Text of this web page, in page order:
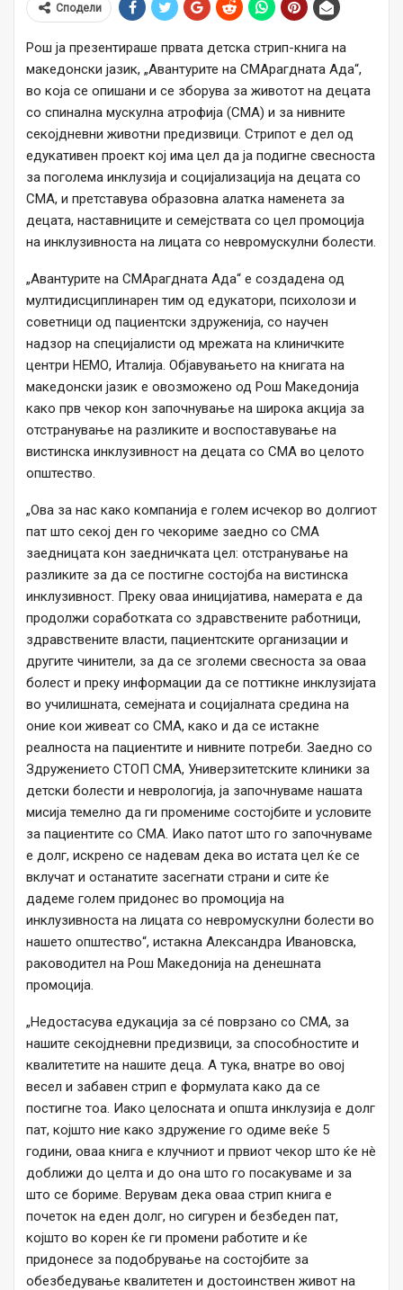
Сподели
Рош ја презентираше првата детска стрип-книга на
македонски јазик, „Авантурите на СМАрагдната Ада“,
во која се опишани и се зборува за животот на децата
со спинална мускулна атрофија (СМА) и за нивните
секојдневни животни предизвици. Стрипот е дел од
едукативен проект кој има цел да ја подигне свесноста
за поголема инклузија и социјализација на децата со
СМА, и претставува образовна алатка наменета за
децата, наставниците и семејствата со цел промоција
на инклузивноста на лицата со невромускулни болести.
„Авантурите на СМАрагдната Ада“ е создадена од
мултидисциплинарен тим од едукатори, психолози и
советници од пациентски здруженија, со научен
надзор на специјалисти од мрежата на клиничките
центри НЕМО, Италија. Објавувањето на книгата на
македонски јазик е овозможено од Рош Македонија
како прв чекор кон започнување на широка акција за
отстранување на разликите и воспоставување на
вистинска инклузивност на децата со СМА во целото
општество.
„Ова за нас како компанија е голем исчекор во долгиот
пат што секој ден го чекориме заедно со СМА
заедницата кон заедничката цел: отстранување на
разликите за да се постигне состојба на вистинска
инклузивност. Преку оваа иницијатива, намерата е да
продолжи соработката со здравствените работници,
здравствените власти, пациентските организации и
другите чинители, за да се зголеми свесноста за оваа
болест и преку информации да се поттикне инклузијата
во училишната, семејната и социјалната средина на
оние кои живеат со СМА, како и да се истакне
реалноста на пациентите и нивните потреби. Заедно со
Здружението СТОП СМА, Универзитетските клиники за
детски болести и неврологија, ја започнуваме нашата
мисија темелно да ги промениме состојбите и условите
за пациентите со СМА. Иако патот што го започнуваме
е долг, искрено се надевам дека во истата цел ќе се
вклучат и останатите засегнати страни и сите ќе
дадеме голем придонес во промоција на
инклузивноста на лицата со невромускулни болести во
нашето општество“, истакна Александра Ивановска,
раководител на Рош Македонија на денешната
промоција.
„Недостасува едукација за сé поврзано со СМА, за
нашите секојдневни предизвици, за способностите и
квалитетите на нашите деца. А тука, внатре во овој
весел и забавен стрип е формулата како да се
постигне тоа. Иако целосната и општа инклузија е долг
пат, којшто ние како здружение го одиме веќе 5
години, оваа книга е клучниот и првиот чекор што ќе нè
доближи до целта и до она што го посакуваме и за
што се бориме. Верувам дека оваа стрип книга е
почеток на еден долг, но сигурен и безбеден пат,
којшто во корен ќе ги промени работите и ќе
придонесе за подобрување на состојбите за
обезбедување квалитетен и достоинствен живот на